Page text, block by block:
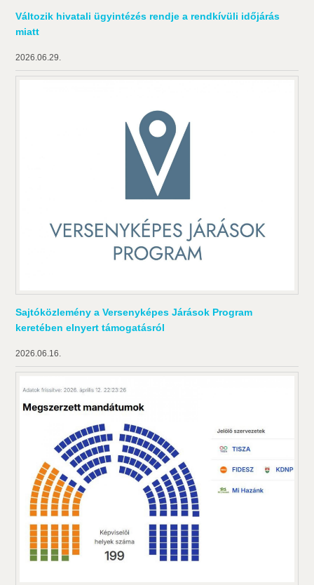
Változik hivatali ügyintézés rendje a rendkívüli időjárás
miatt
2026.06.29.
Sajtóközlemény a Versenyképes Járások Program
keretében elnyert támogatásról
2026.06.16.